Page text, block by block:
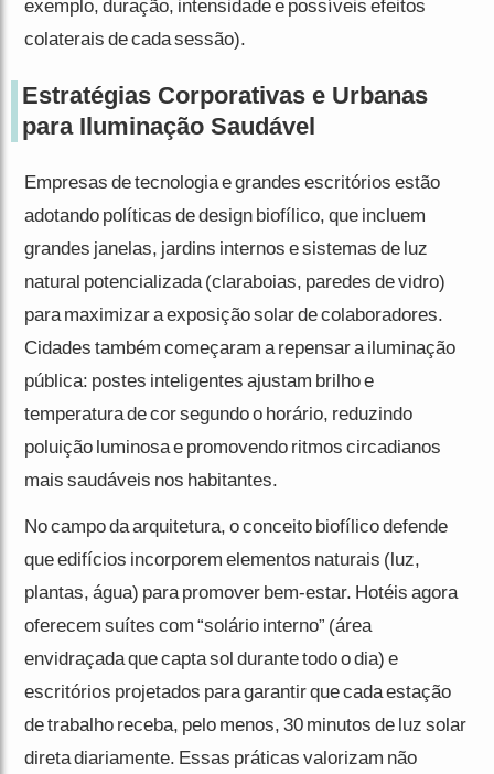
exemplo, duração, intensidade e possíveis efeitos
colaterais de cada sessão).
Estratégias Corporativas e Urbanas
para Iluminação Saudável
Empresas de tecnologia e grandes escritórios estão
adotando políticas de design biofílico, que incluem
grandes janelas, jardins internos e sistemas de luz
natural potencializada (claraboias, paredes de vidro)
para maximizar a exposição solar de colaboradores.
Cidades também começaram a repensar a iluminação
pública: postes inteligentes ajustam brilho e
temperatura de cor segundo o horário, reduzindo
poluição luminosa e promovendo ritmos circadianos
mais saudáveis nos habitantes.
No campo da arquitetura, o conceito biofílico defende
que edifícios incorporem elementos naturais (luz,
plantas, água) para promover bem-estar. Hotéis agora
oferecem suítes com “solário interno” (área
envidraçada que capta sol durante todo o dia) e
escritórios projetados para garantir que cada estação
de trabalho receba, pelo menos, 30 minutos de luz solar
direta diariamente. Essas práticas valorizam não